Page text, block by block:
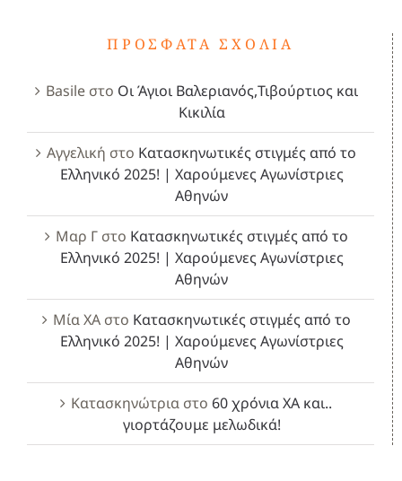
ΠΡΌΣΦΑΤΑ ΣΧΌΛΙΑ
Basileστο Οι Άγιοι Βαλεριανός,Τιβούρτιος και
Κικιλία
Αγγελική στο Κατασκηνωτικές στιγμές από το
Ελληνικό 2025! | Χαρούμενες Αγωνίστριες
Αθηνών
Μαρ Γστο Κατασκηνωτικές στιγμές από το
Ελληνικό 2025! | Χαρούμενες Αγωνίστριες
Αθηνών
Μία ΧΑστο Κατασκηνωτικές στιγμές από το
Ελληνικό 2025! | Χαρούμενες Αγωνίστριες
Αθηνών
Κατασκηνώτρια στο 60 χρόνια ΧΑ και..
γιορτάζουμε μελωδικά!